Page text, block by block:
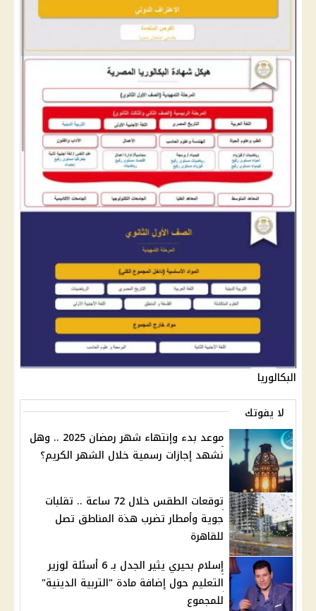
البكالوريا
لا يفوتك
موعد بدء وإنتهاء شهر رمضان 2025 .. وهل
نشهد إجازات رسمية خلال الشهر الكريم؟
توقعات الطقس خلال 72 ساعة .. تقلبات
جوية وأمطار تضرب هذة المناطق تصل
للقاهرة
إسلام بحيري يثير الجدل بـ 6 أسئلة لوزير
التعليم حول إضافة مادة "التربية الدينية"
للمجموع